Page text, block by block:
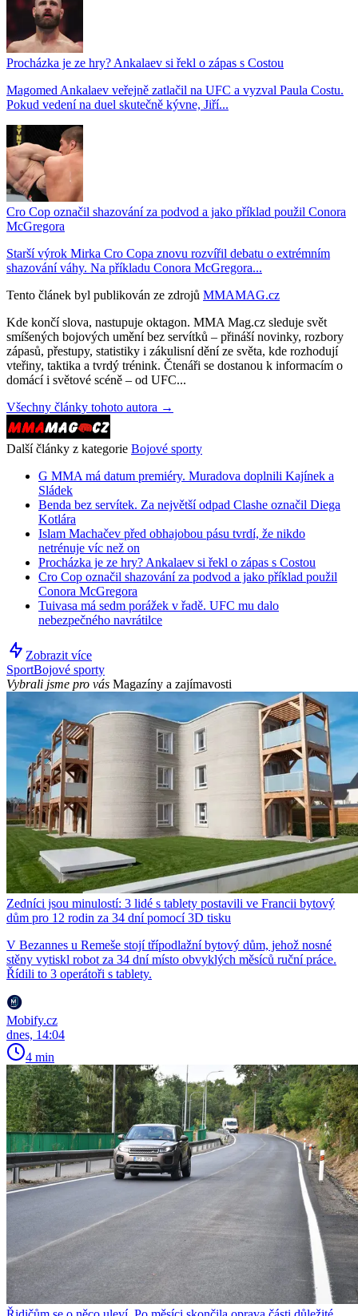
Procházka je ze hry? Ankalaev si řekl o zápas s Costou
Magomed Ankalaev veřejně zatlačil na UFC a vyzval Paula Costu.
Pokud vedení na duel skutečně kývne, Jiří...
Cro Cop označil shazování za podvod a jako příklad použil Conora
McGregora
Starší výrok Mirka Cro Copa znovu rozvířil debatu o extrémním
shazování váhy. Na příkladu Conora McGregora...
Tento článek byl publikován ze zdrojů MMAMAG.cz
Kde končí slova, nastupuje oktagon. MMA Mag.cz sleduje svět
smíšených bojových umění bez servítků – přináší novinky, rozbory
zápasů, přestupy, statistiky i zákulisní dění ze světa, kde rozhodují
vteřiny, taktika a tvrdý trénink. Čtenáři se dostanou k informacím o
domácí i světové scéně – od UFC...
Všechny články tohoto autora →
Další články z kategorie Bojové sporty
G MMA má datum premiéry. Muradova doplnili Kajínek a
Sládek
Benda bez servítek. Za největší odpad Clashe označil Diega
Kotlára
Islam Machačev před obhajobou pásu tvrdí, že nikdo
netrénuje víc než on
Procházka je ze hry? Ankalaev si řekl o zápas s Costou
Cro Cop označil shazování za podvod a jako příklad použil
Conora McGregora
Tuivasa má sedm porážek v řadě. UFC mu dalo
nebezpečného navrátilce
Zobrazit více
SportBojové sporty
Vybrali jsme pro vás Magazíny a zajímavosti
Zedníci jsou minulostí: 3 lidé s tablety postavili ve Francii bytový
dům pro 12 rodin za 34 dní pomocí 3D tisku
V Bezannes u Remeše stojí třípodlažní bytový dům, jehož nosné
stěny vytiskl robot za 34 dní místo obvyklých měsíců ruční práce.
Řídili to 3 operátoři s tablety.
Mobify.cz
dnes, 14:04
4 min